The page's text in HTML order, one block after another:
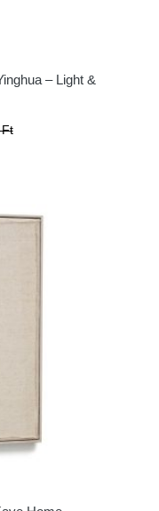
– Light &